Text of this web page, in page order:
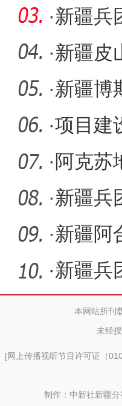
赶订单
·新疆兵
·新疆皮
生长
·新疆博
·项目建
· 阿克苏
项目资
·新疆兵
·新疆阿
作
·新疆兵
行曲本网站所刊
未经
[网上传播视听节目许可证（
制作：中新社新